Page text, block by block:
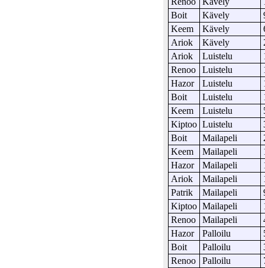
Boit
Kävely
Keem
Kävely
Ariok
Kävely
Ariok
Luistelu
Renoo
Luistelu
Hazor
Luistelu
Boit
Luistelu
Keem
Luistelu
Kiptoo Luistelu
Boit
Mailapeli
Keem
Mailapeli
Hazor
Mailapeli
Ariok
Mailapeli
Patrik
Mailapeli
Kiptoo Mailapeli
Renoo
Mailapeli
Hazor
Palloilu
Boit
Palloilu
Renoo
Palloilu